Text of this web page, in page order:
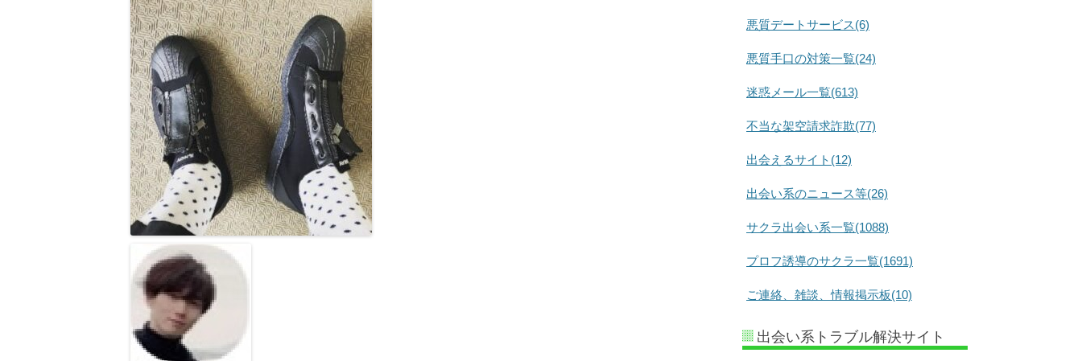
悪質デートサービス(6)
悪質手口の対策一覧(24)
迷惑メール一覧(613)
不当な架空請求詐欺(77)
出会えるサイト(12)
出会い系のニュース等(26)
サクラ出会い系一覧(1088)
プロフ誘導のサクラ一覧(1691)
ご連絡、雑談、情報掲示板(10)
出会い系トラブル解決サイト